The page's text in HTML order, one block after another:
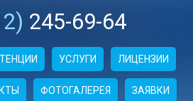
245-69-64
УСЛУГИ ЛИЦЕНЗИИ
ФОТОГАЛЕРЕЯ ЗАЯВКИ